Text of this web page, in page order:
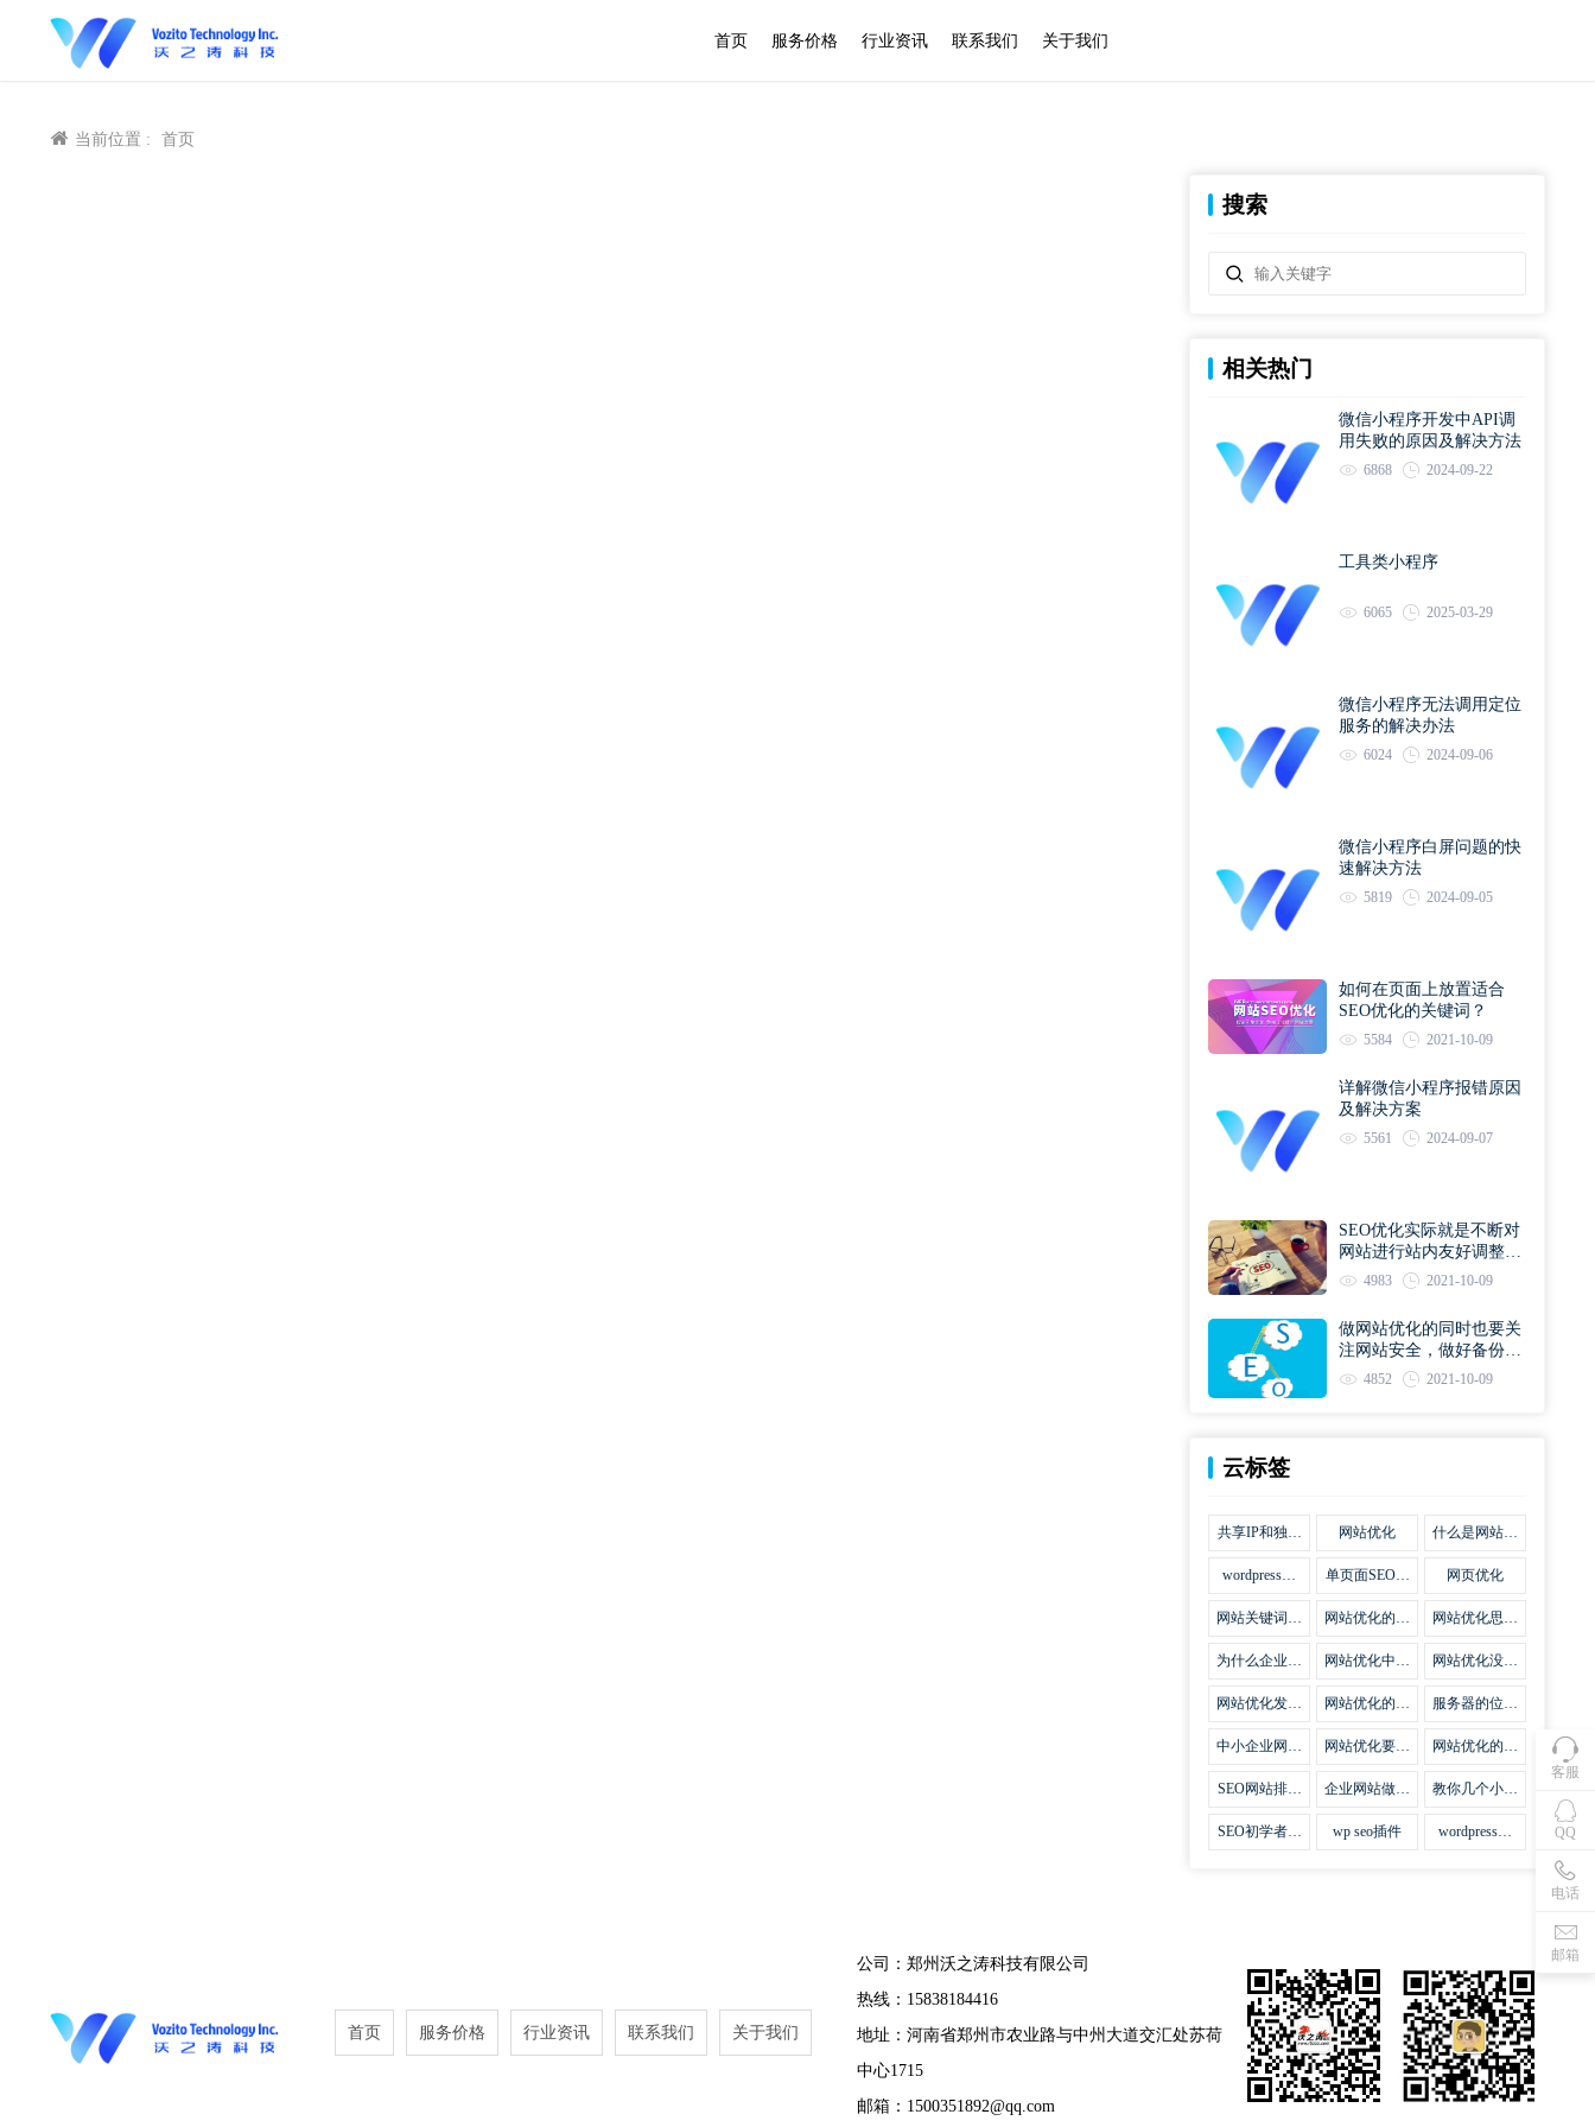
首页 服务价格 行业资讯 联系我们 关于我们
当前位置 : 首页
搜索
相关热门
微信小程序开发中API调
用失败的原因及解决方法
6868 2024-09-22
工具类小程序
6065 2025-03-29
微信小程序无法调用定位
服务的解决办法
6024 2024-09-06
微信小程序白屏问题的快
速解决方法
5819 2024-09-05
如何在页面上放置适合
SEO优化的关键词？
5584 2021-10-09
详解微信小程序报错原因
及解决方案
5561 2024-09-07
SEO优化实际就是不断对
网站进行站内友好调整直
到符合优化规则
4983 2021-10-09
做网站优化的同时也要关
注网站安全，做好备份工
作 4852 2021-10-09
云标签
共享IP和独立
网站优化
什么是网站优
wordpress网
集插件
单页面SEO网
网页优化
网站关键词优
么
网站优化的误
网站优化思路
要
为什么企业网
网站SEO优
网站优化中关
干问题
网站优化没有
味道
网站优化发挥
网站优化的费
服务器的位置
影响
中小企业网站
法
网站优化要不
网站优化的逆
SEO网站排名
法宝
企业网站做好
势
教你几个小技
页优化
SEO初学者，
wp seo插件
wordpress插
客服
QQ
电话
邮箱
首页 服务价格 行业资讯 联系我们 关于我们
公司：郑州沃之涛科技有限公司
热线：15838184416
地址：河南省郑州市农业路与中州大道交汇处苏荷
中心1715
邮箱：1500351892@qq.com